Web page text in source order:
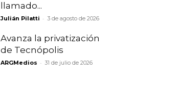
llamado...
Julián Pilatti - 3 de agosto de 2026
Avanza la privatización
de Tecnópolis
ARGMedios - 31 de julio de 2026